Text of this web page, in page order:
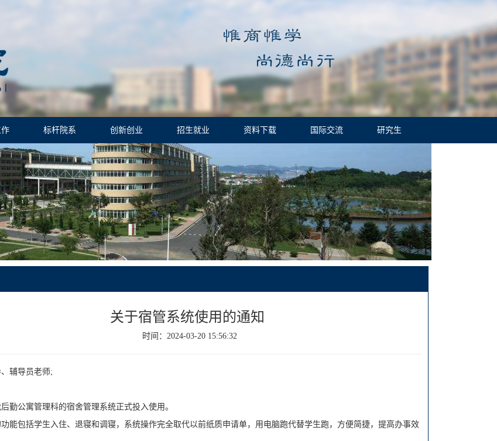
标杆院系 创新创业 招生就业 资料下载 国际交流 研究生
关于宿管系统使用的通知
时间：2024-03-20 15:56:32
辅导员老师;
勤公寓管理科的宿舍管理系统正式投入使用。
能包括学生入住、退寝和调寝，系统操作完全取代以前纸质申请单，用电脑跑代替学生跑，方便简捷，提高办事效